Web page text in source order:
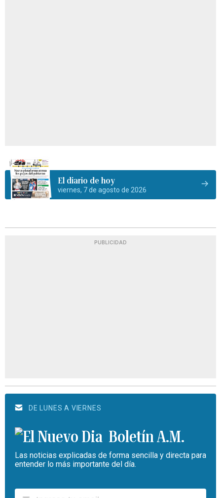
El diario de hoy
viernes, 7 de agosto de 2026
PUBLICIDAD
DE LUNES A VIERNES
Boletín A.M.
Las noticias explicadas de forma sencilla y directa para
entender lo más importante del día.